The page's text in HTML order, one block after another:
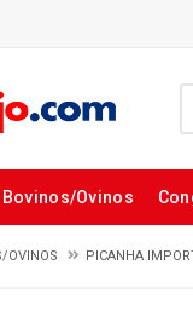
Bovinos/Ovinos
OVINOS PICANHA